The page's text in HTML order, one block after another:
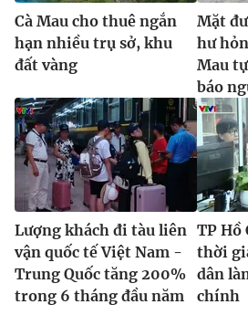
Cà Mau cho thuê ngắn
hạn nhiều trụ sở, khu
đất vàng
Mặt
hư
Mau
báo
Lượng khách đi tàu liên
vận quốc tế Việt Nam -
Trung Quốc tăng 200%
trong 6 tháng đầu năm
TP Hồ
thời
dân
chính